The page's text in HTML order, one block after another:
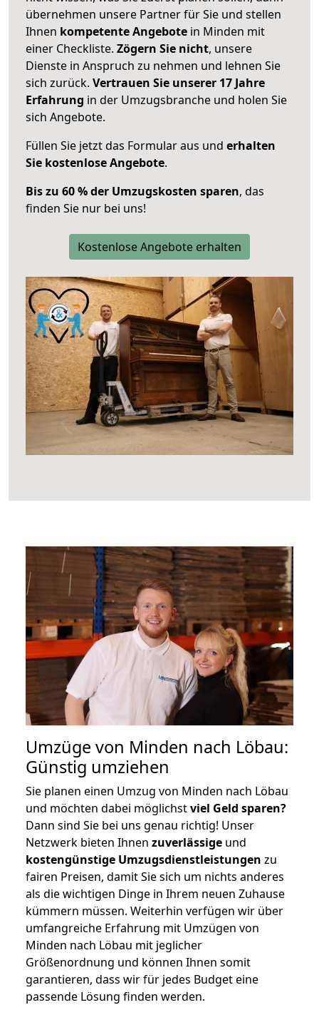
übernehmen unsere Partner für Sie und stellen
Ihnen kompetente Angebote in Minden mit
einer Checkliste. Zögern Sie nicht, unsere
Dienste in Anspruch zu nehmen und lehnen Sie
sich zurück. Vertrauen Sie unserer 17 Jahre
Erfahrung in der Umzugsbranche und holen Sie
sich Angebote.
Füllen Sie jetzt das Formular aus und erhalten
Sie kostenlose Angebote.
Bis zu 60 % der Umzugskosten sparen, das
finden Sie nur bei uns!
Kostenlose Angebote erhalten
Umzüge von Minden nach Löbau:
Günstig umziehen
Sie planen einen Umzug von Minden nach Löbau
und möchten dabei möglichstviel Geld sparen?
Dann sind Sie bei uns genau richtig! Unser
Netzwerk bieten Ihnen zuverlässige und
kostengünstige Umzugsdienstleistungen zu
fairen Preisen, damit Sie sich um nichts anderes
als die wichtigen Dinge in Ihrem neuen Zuhause
kümmern müssen. Weiterhin verfügen wir über
umfangreiche Erfahrung mit Umzügen von
Minden nach Löbau mit jeglicher
Größenordnung und können Ihnen somit
garantieren, dass wir für jedes Budget eine
passende Lösung finden werden.